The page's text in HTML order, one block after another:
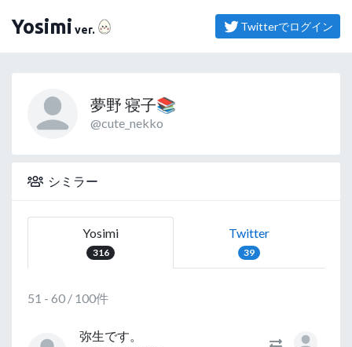
Yosimi（よしみ）
ver. Twitterでログイン
夢野 寝子📚
@cute_nekko
シミラー
Yosimi
316
Twitter
39
51 - 60 / 100件
弥生です。